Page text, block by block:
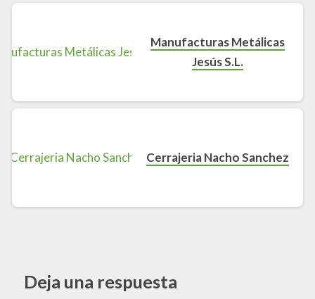
Manufacturas Metálicas
Jesús S.L.
Cerrajeria Nacho Sanchez
Deja una respuesta